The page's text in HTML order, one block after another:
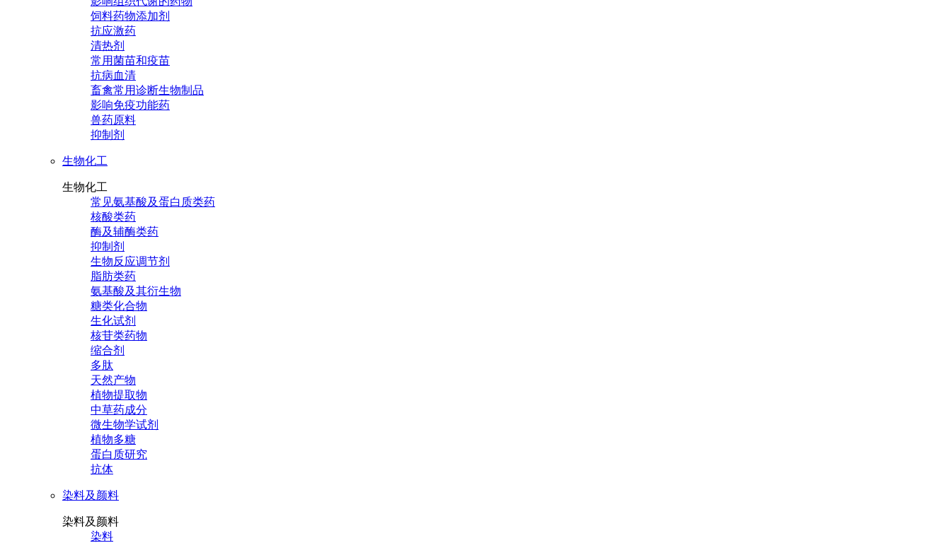
饲料药物添加剂
抗应激药
清热剂
常用菌苗和疫苗
抗病血清
畜禽常用诊断生物制品
影响免疫功能药
兽药原料
抑制剂
生物化工
生物化工
常见氨基酸及蛋白质类药
核酸类药
酶及辅酶类药
抑制剂
生物反应调节剂
脂肪类药
氨基酸及其衍生物
糖类化合物
生化试剂
核苷类药物
缩合剂
多肽
天然产物
植物提取物
中草药成分
微生物学试剂
植物多糖
蛋白质研究
抗体
染料及颜料
染料及颜料
染料